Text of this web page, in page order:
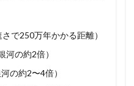
で250万年かかる距離）
河の約2倍）
の約2〜4倍）